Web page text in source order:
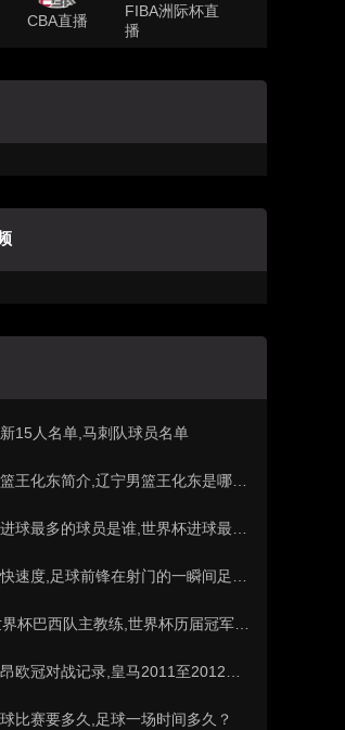
CBA直播
FIBA洲际杯直
播
15人名单,马刺队球员名单
化东简介,辽宁男篮王化东是哪里人？
多的球员是谁,世界杯进球最多的球员是谁？
足球前锋在射门的一瞬间足球的速度有多快？？
巴西队主教练,世界杯历届冠军球队教练
对战记录,皇马2011至2012欧冠赛程&nbs
比赛要多久,足球一场时间多久？